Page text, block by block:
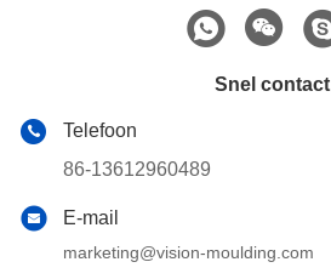
Snel contact
Telefoon
86-13612960489
E-mail
marketing@vision-moulding.com